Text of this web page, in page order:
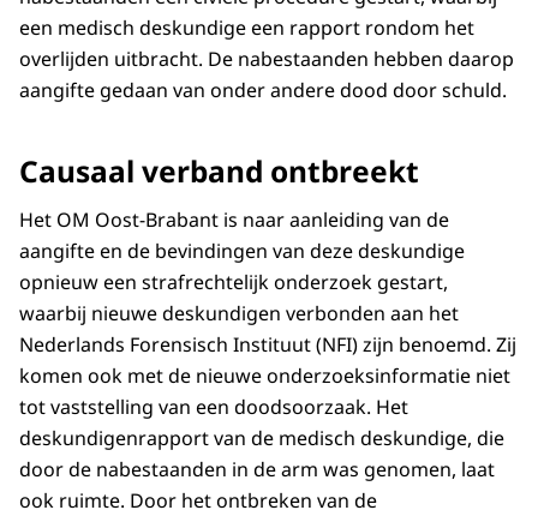
een medisch deskundige een rapport rondom het
overlijden uitbracht. De nabestaanden hebben daarop
aangifte gedaan van onder andere dood door schuld.
Causaal verband ontbreekt
Het OM Oost-Brabant is naar aanleiding van de
aangifte en de bevindingen van deze deskundige
opnieuw een strafrechtelijk onderzoek gestart,
waarbij nieuwe deskundigen verbonden aan het
Nederlands Forensisch Instituut (NFI) zijn benoemd. Zij
komen ook met de nieuwe onderzoeksinformatie niet
tot vaststelling van een doodsoorzaak. Het
deskundigenrapport van de medisch deskundige, die
door de nabestaanden in de arm was genomen, laat
ook ruimte. Door het ontbreken van de